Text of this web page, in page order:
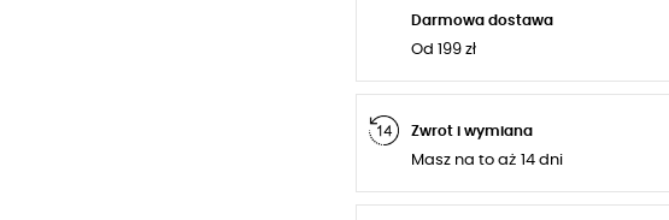
Darmowa dostawa
Od 199 zł
Zwrot i wymiana
Masz na to aż 14 dni